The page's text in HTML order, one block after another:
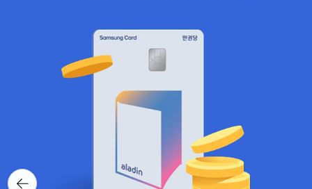
리학’ 운동을 제안한 바 있다. 『아메리칸 사이콜로지스트』는 ‘긍정심
리학’을 몇해째 특집으로 다루고 있다. 승자독식의 신자유주의 체제
에서 양산될 수밖에 없는 다수의 낙오자들은 희망이 보이지 않는 현
실을 갖가지 새로운 자기계발 프로그램이나 (심리)치료 프로그램을
통해 견뎌내도록 강요당한다.긍정심리학 이면에 숨겨진 자본주의 간
교함이 드러난다. 이것도 자본주의 모략인가? 전우용의 <서울은 깊
다>는 의미심장하다. 서울을 시공간 속에서 존재론적으로 분석하고
해석해 준다. 사소해 보이지만, 결코 간과할 수 없는 우리 일상의 언어
와 공간을 이야기 한다. 저자는 서울의 과거와 현재 구석구석을 탐색
뒤로가
기